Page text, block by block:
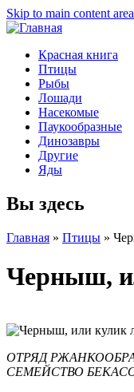
Skip to main content area
Красная книга
Птицы
Рыбы
Лошади
Насекомые
Паукообразные
Динозавры
Другие
Яды
Вы здесь
Главная » Птицы »
Черныш,
ОТРЯД
СЕМЕЙСТВО